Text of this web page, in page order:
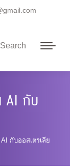
Search
AI กับ
กับออสเตรเลีย